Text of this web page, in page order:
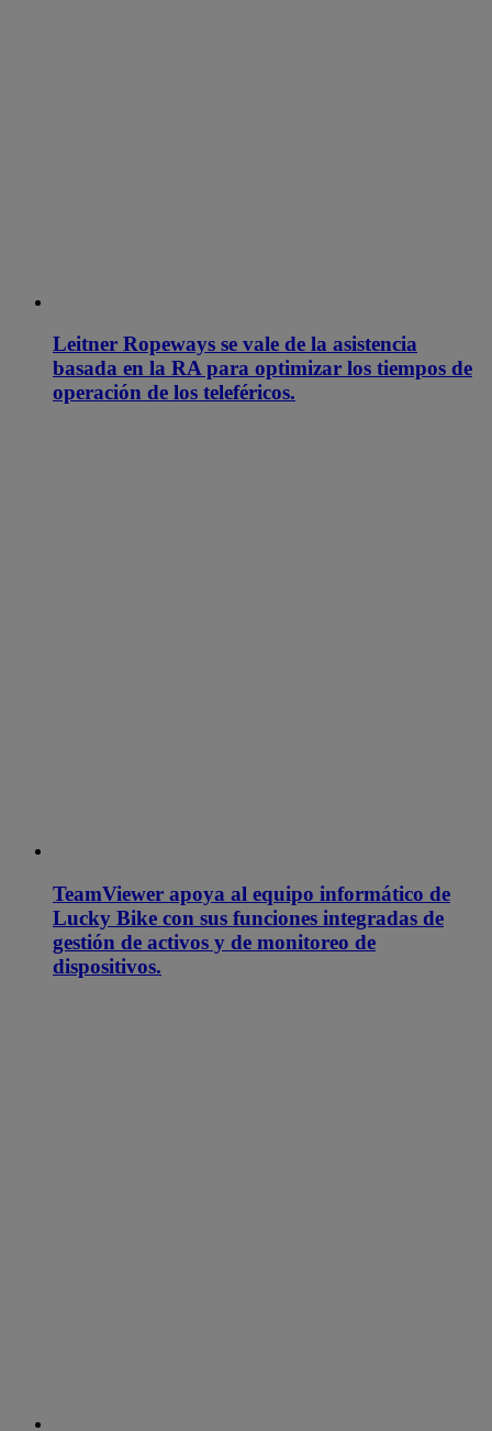
Leitner Ropeways se vale de la asistencia
basada en la RA para optimizar los tiempos de
operación de los teleféricos.
TeamViewer apoya al equipo informático de
Lucky Bike con sus funciones integradas de
gestión de activos y de monitoreo de
dispositivos.